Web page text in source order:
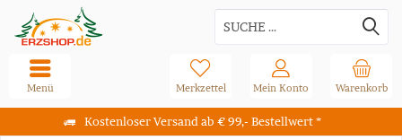
Kostenloser Versand ab € 99,- Bestellwert *
Warenkorb
Merkzettel Mein Konto
Menü